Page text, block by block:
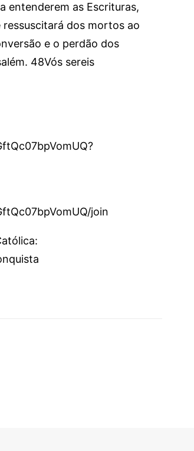
entenderem as Escrituras,
ressuscitará dos mortos ao
e o perdão dos
48Vós sereis
join